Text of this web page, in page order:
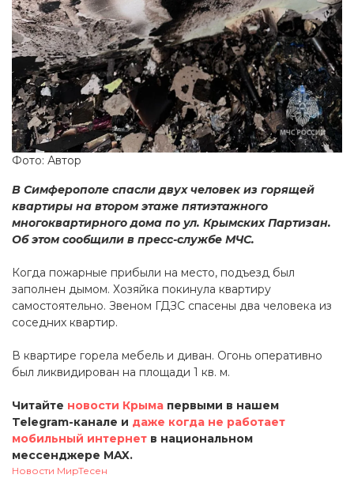
Фото: Автор
В Симферополе спасли двух человек из горящей
квартиры на втором этаже пятиэтажного
многоквартирного дома по ул. Крымских Партизан.
Об этом сообщили в пресс-службе МЧС.
Когда пожарные прибыли на место, подъезд был
заполнен дымом. Хозяйка покинула квартиру
самостоятельно. Звеном ГДЗС спасены два человека из
соседних квартир.
В квартире горела мебель и диван. Огонь оперативно
был ликвидирован на площади 1 кв. м.
Читайте новости Крыма первыми в нашем
Telegram-канале и даже когда не работает
мобильный интернет в национальном
мессенджере MAX.
Новости МирТесен